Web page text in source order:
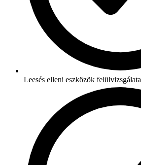
Leesés elleni eszközök felülvizsgálata